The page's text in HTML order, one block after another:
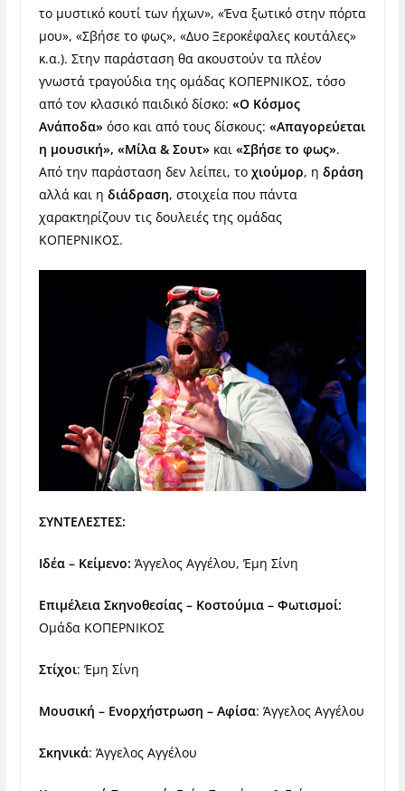
το μυστικό κουτί των ήχων», «Ένα ξωτικό στην πόρτα
μου», «Σβήσε το φως», «Δυο Ξεροκέφαλες κουτάλες»
κ.α.). Στην παράσταση θα ακουστούν τα πλέον
γνωστά τραγούδια της ομάδας ΚΟΠΕΡΝΙΚΟΣ, τόσο
από τον κλασικό παιδικό δίσκο: «Ο Κόσμος
Ανάποδα» όσο και από τους δίσκους: «Απαγορεύεται
η μουσική», «Μίλα & Σουτ» και «Σβήσε το φως».
Από την παράσταση δεν λείπει, το χιούμορ, η δράση
αλλά και η διάδραση, στοιχεία που πάντα
χαρακτηρίζουν τις δουλειές της ομάδας
ΚΟΠΕΡΝΙΚΟΣ.
ΣΥΝΤΕΛΕΣΤΕΣ:
Ιδέα – Κείμενο: Άγγελος Αγγέλου, Έμη Σίνη
Επιμέλεια Σκηνοθεσίας – Κοστούμια – Φωτισμοί:
Ομάδα ΚΟΠΕΡΝΙΚΟΣ
Στίχοι: Έμη Σίνη
Μουσική – Ενορχήστρωση – Αφίσα: Άγγελος Αγγέλου
Σκηνικά: Άγγελος Αγγέλου